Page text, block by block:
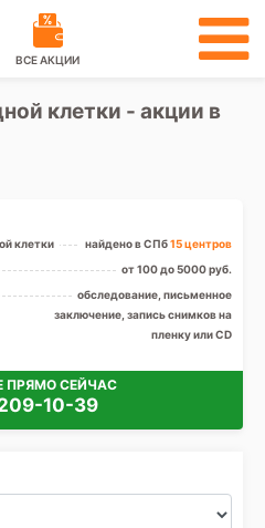
ВСЕ АКЦИИ
клетки - акции в
клетки найдено в СПб15 центров
от 100 до 5000 руб.
обследование, письменное
заключение, запись снимков на
пленку или CD
ПРЯМО СЕЙЧАС
10-39